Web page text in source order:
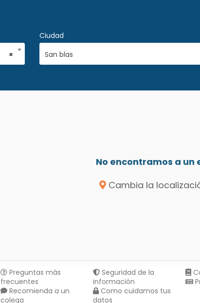
×
Ciudad
San blas
No encontramos a
Cambia la
Preguntas más
frecuentes
Recomienda a un
colega
Seguridad de la
información
Como cuidamos tus
datos